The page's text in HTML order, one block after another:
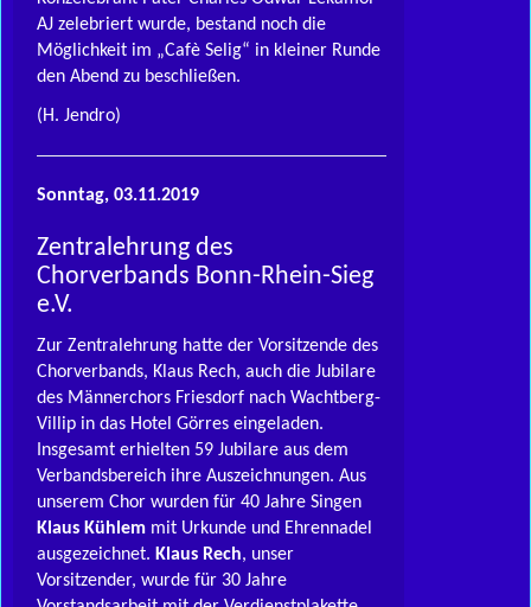
AJ zelebriert wurde, bestand noch die
Möglichkeit im „Cafè Selig“ in kleiner Runde
den Abend zu beschließen.
(H. Jendro)
Sonntag, 03.11.2019
Zentralehrung des
Chorverbands Bonn-Rhein-Sieg
e.V.
Zur Zentralehrung hatte der Vorsitzende des
Chorverbands, Klaus Rech, auch die Jubilare
des Männerchors Friesdorf nach Wachtberg-
Villip in das Hotel Görres eingeladen.
Insgesamt erhielten 59 Jubilare aus dem
Verbandsbereich ihre Auszeichnungen. Aus
unserem Chor wurden für 40 Jahre Singen
Klaus Kühlem mit Urkunde und Ehrennadel
ausgezeichnet. Klaus Rech, unser
Vorsitzender, wurde für 30 Jahre